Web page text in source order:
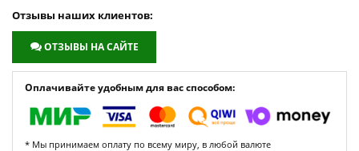
Отзывы наших клиентов:
ОТЗЫВЫ НА САЙТЕ
Оплачивайте удобным для вас способом:
* Мы принимаем оплату по всему миру, в любой валюте